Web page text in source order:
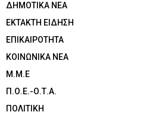
ΔΗΜΟΤΙΚΑ ΝΕΑ
ΕΚΤΑΚΤΗ ΕΙΔΗΣΗ
ΕΠΙΚΑΙΡΟΤΗΤΑ
ΚΟΙΝΩΝΙΚΑ ΝΕΑ
Μ.Μ.Ε
Π.Ο.Ε.-Ο.Τ.Α.
ΠΟΛΙΤΙΚΗ